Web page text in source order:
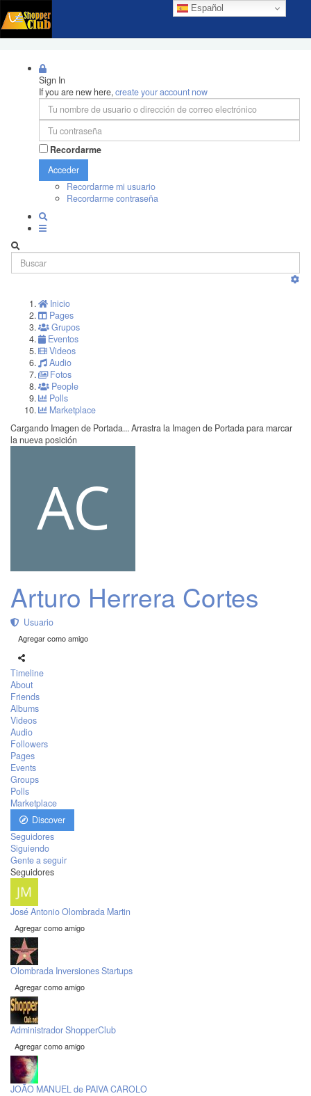
Español
Sign In
If you are new here,create your account now
Recordarme
Acceder
Recordarme mi usuario
Recordarme contraseña
Inicio
Pages
Grupos
Eventos
Videos
Audio
Fotos
People
Polls
Marketplace
Cargando Imagen de Portada... Arrastra la Imagen de Portada para marcar
la nueva posición
Arturo Herrera Cortes
Usuario
Agregar como amigo
Timeline
About
Friends
Albums
Videos
Audio
Followers
Pages
Events
Groups
Polls
Marketplace
Discover
Seguidores
Siguiendo
Gente a seguir
Seguidores
José Antonio Olombrada Martin
Agregar como amigo
Olombrada Inversiones Startups
Agregar como amigo
Administrador ShopperClub
Agregar como amigo
JOÃO MANUEL de PAIVA CAROLO